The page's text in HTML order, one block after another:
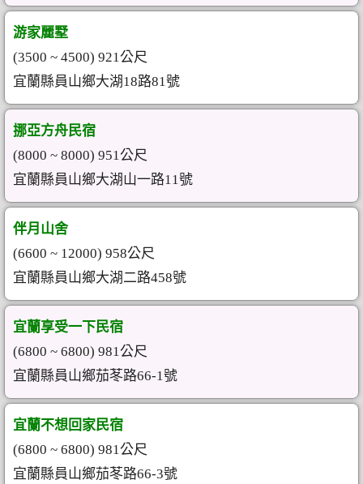
游家麗墅
(3500 ~ 4500) 921公尺
宜蘭縣員山鄉大湖18路81號
挪亞方舟民宿
(8000 ~ 8000) 951公尺
宜蘭縣員山鄉大湖山一路11號
伴月山舍
(6600 ~ 12000) 958公尺
宜蘭縣員山鄉大湖二路458號
宜蘭享受一下民宿
(6800 ~ 6800) 981公尺
宜蘭縣員山鄉茄苳路66-1號
宜蘭不想回家民宿
(6800 ~ 6800) 981公尺
宜蘭縣員山鄉茄苳路66-3號